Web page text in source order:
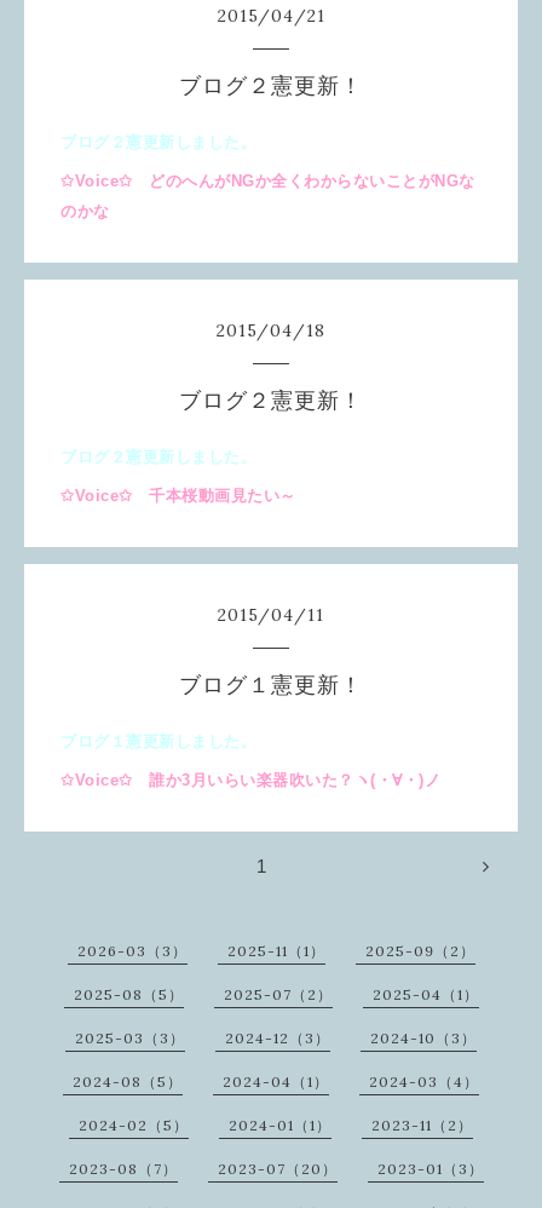
2015/04/21
ブログ２憲更新！
ブログ２憲更新しました。
✩Voice✩ どのへんがNGか全くわからないことがNGな
のかな
2015/04/18
ブログ２憲更新！
ブログ２憲更新しました。
✩Voice✩ 千本桜動画見たい～
2015/04/11
ブログ１憲更新！
ブログ１憲更新しました。
✩Voice✩ 誰か3月いらい楽器吹いた？ヽ(・∀・)ノ
1
2026-03（3） 2025-11（1） 2025-09（2）
2025-08（5） 2025-07（2） 2025-04（1）
2025-03（3） 2024-12（3） 2024-10（3）
2024-08（5） 2024-04（1） 2024-03（4）
2024-02（5） 2024-01（1） 2023-11（2）
2023-08（7） 2023-07（20） 2023-01（3）